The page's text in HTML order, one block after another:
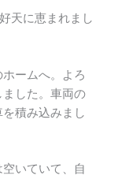
天に恵まれまし
ームへ。よろ
した。車両の
積み込みまし
いていて、自